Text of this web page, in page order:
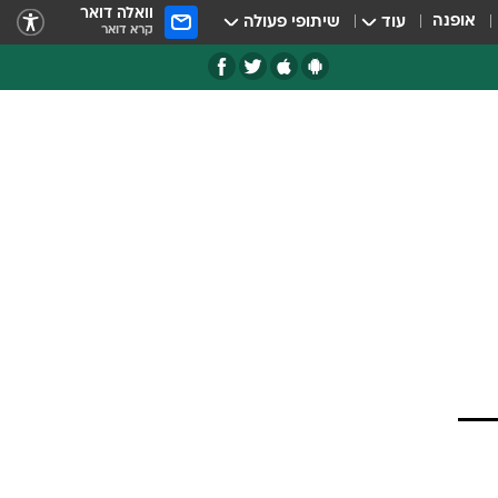
אופנה עוד שיתופי פעולה וואלה דואר
קרא דואר